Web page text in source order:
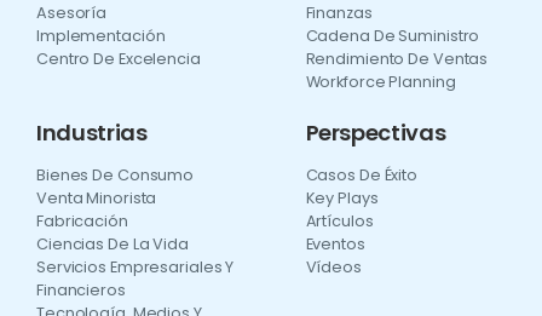
Asesoría
Implementación
Centro De Excelencia
Finanzas
Cadena De Suministro
Rendimiento De Ventas
Workforce Planning
Industrias
Bienes De Consumo
Venta Minorista
Fabricación
Ciencias De La Vida
Servicios Empresariales Y
Financieros
Perspectivas
Casos De Éxito
Key Plays
Artículos
Eventos
Vídeos